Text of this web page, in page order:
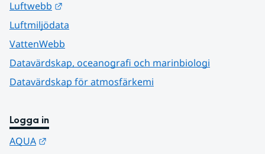
Luftwebb
Luftmiljödata
VattenWebb
Datavärdskap, oceanografi och marinbiologi
Datavärdskap för atmosfärkemi
Logga in
AQUA